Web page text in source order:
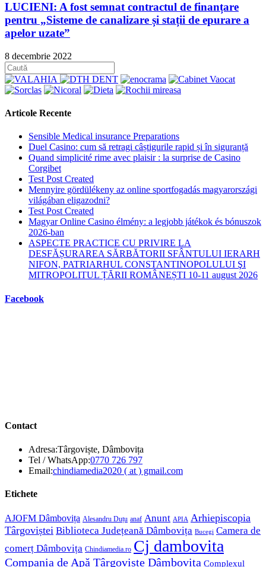
LUCIENI: A fost semnat contractul de finanțare
pentru „Sisteme de canalizare și stații de epurare a
apelor uzate”
8 decembrie 2022
Articole Recente
Sensible Medical insurance Preparations
Duel Casino: cum să retragi câștigurile rapid și în siguranță
Quand simplicité rime avec plaisir : la surprise de Casino
Corgibet
Test Post Created
Mennyire gördülékeny az online sportfogadás magyarországi
világában eligazodni?
Test Post Created
Magyar Online Casino élmény: a legjobb játékok és bónuszok
2026-ban
ASPECTE PRACTICE CU PRIVIRE LA
DESFĂȘURAREA SĂRBĂTORII SFÂNTULUI IERARH
NIFON, PATRIARHUL CONSTANTINOPOLULUI ŞI
MITROPOLITUL ȚĂRII ROMÂNEȘTI 10-11 august 2026
Facebook
Contact
Adresa:Târgoviște, Dâmbovița
Tel / WhatsApp:0770 726 797Opens
in
Email:chindiamedia2020 ( at ) gmail.comOpens
Etichete
AJOFM Dâmbovița Alesandru Duțu anaf Anunt APIA Arhiepiscopia
Târgoviștei Biblioteca Județeană Dâmbovița Bucegi Camera de
comerț Dâmbovița Chindiamedia.ro Cj dambovita
Compania de Apă Târgoviște Dâmbovița Complexul